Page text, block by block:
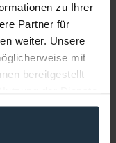
zu Ihrer
Partner für
weiter. Unsere
mit
bereitgestellt